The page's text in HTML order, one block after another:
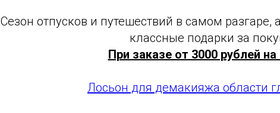
Сезон отпусков и путешествий в самом
классные подарки за
При заказе от 3000 рублей
Лосьон для демакияжа области